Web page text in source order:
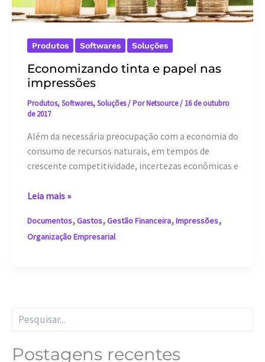
Produtos Softwares Soluções
Economizando tinta e papel nas
impressões
Produtos,Softwares,Soluções/ PorNetsource/ 16 de outubro
de 2017
Além da necessária preocupação com a economia do
consumo de recursos naturais, em tempos de
crescente competitividade, incertezas econômicas e
Economizando
e
papel
Leia mais »
Documentos,Gastos,Gestão Financeira,Impressões,
Organização Empresarial
qPostagens recentes